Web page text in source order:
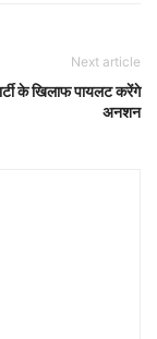
Next article
के खिलाफ पायलट करेंगे
अनशन